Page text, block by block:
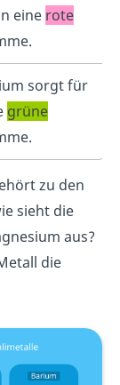
eine rote
sorgt für
grüne
zu den
sieht die
aus?
die